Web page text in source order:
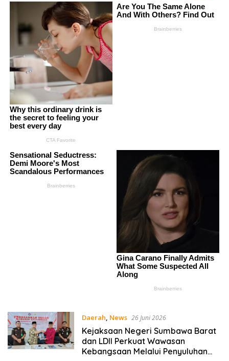
Daerah, News 26 Juni 2026
Kejaksaan Negeri Sumbawa Barat
dan LDII Perkuat Wawasan
Kebangsaan Melalui Penyuluhan